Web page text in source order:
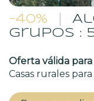
-40%
grupos :
Oferta válida para
Casas rurales